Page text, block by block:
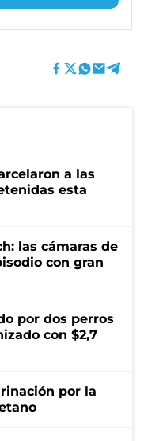
a las
esta
las cámaras de
con gran
por dos perros
con $2,7
por la